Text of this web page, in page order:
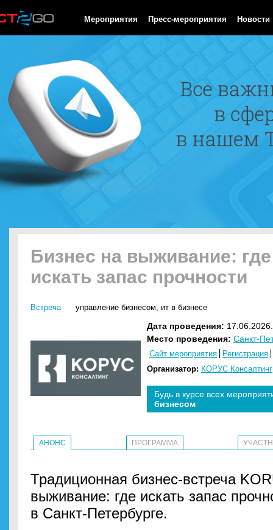
Мероприятия Пресс-мероприятия Новости
Бизнес на выживание: где
искать запас прочности
Встреча управление бизнесом, ит в бизнесе
Дата проведения:
Место проведения: Санкт-
Сайт мероприятия
Регистрация
Организатор: КОРУС Консалтинг
Будь в курсе всех
бизнесом
АНОНС ПРОГРАММА
Традиционная бизнес-встреча
выживание: где искать запас
в Санкт-Петербурге.